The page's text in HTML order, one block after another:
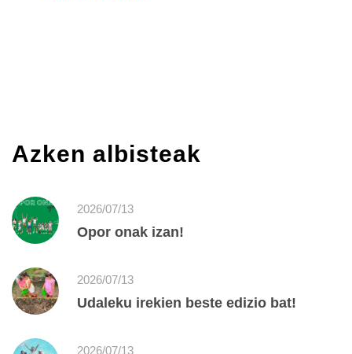
Azken albisteak
2026/07/13
Opor onak izan!
2026/07/13
Udaleku irekien beste edizio bat!
2026/07/13